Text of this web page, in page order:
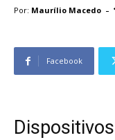
Por: Maurílio Macedo -
Facebook